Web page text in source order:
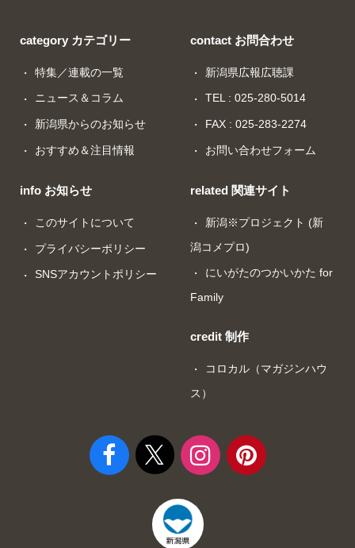
category カテゴリー
特集／連載の一覧
ニュース＆コラム
新潟県からのお知らせ
おすすめ＆注目情報
info お知らせ
このサイトについて
プライバシーポリシー
SNSアカウントポリシー
contact お問合わせ
新潟県広報広聴課
TEL : 025-280-5014
FAX : 025-283-2274
お問い合わせフォーム
related 関連サイト
新潟※プロジェクト (新
潟コメプロ)
にいがたのつかいかた for
Family
credit 制作
コロカル（マガジンハウ
ス）